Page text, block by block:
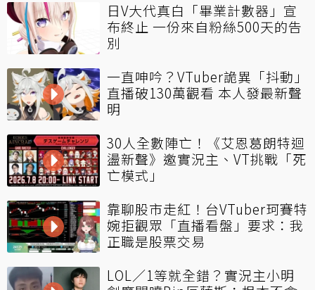
日V大代真白「畢業計數器」宣
布終止 一份來自粉絲500天的告
別
一直呻吟？VTuber詭異「抖動」
直播破130萬觀看 本人發最新聲
明
30人全數陣亡！《艾恩葛朗特迴
盪新聲》邀實況主、VT挑戰「死
亡模式」
靠聊股市走紅！台VTuber珂賽特
婉拒觀眾「直播看盤」要求：我
正職是股票交易
LOL／1等就全錯？實況主小明